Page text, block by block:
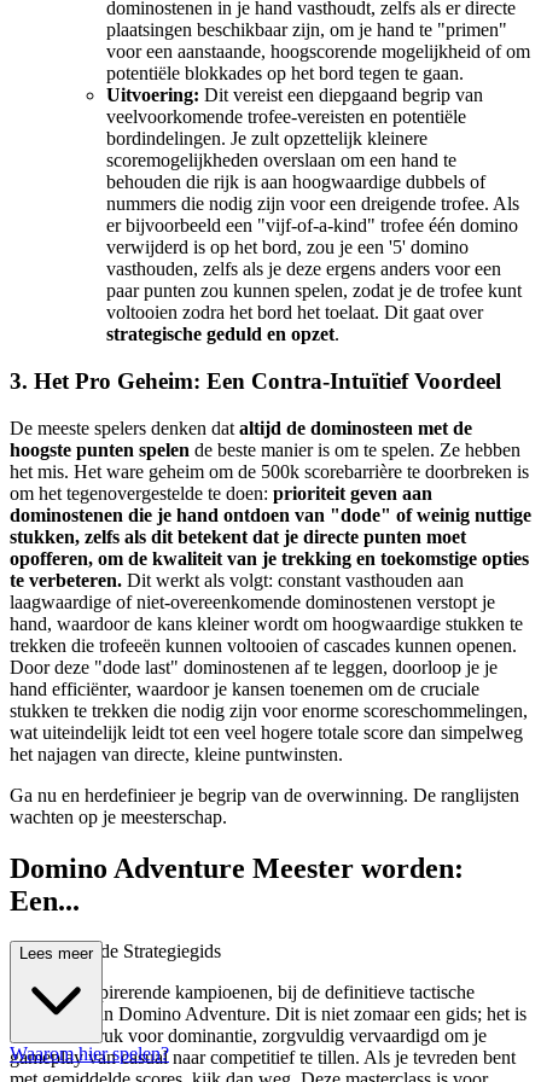
dominostenen in je hand vasthoudt, zelfs als er directe
plaatsingen beschikbaar zijn, om je hand te "primen"
voor een aanstaande, hoogscorende mogelijkheid of om
potentiële blokkades op het bord tegen te gaan.
Uitvoering: Dit vereist een diepgaand begrip van
veelvoorkomende trofee-vereisten en potentiële
bordindelingen. Je zult opzettelijk kleinere
scoremogelijkheden overslaan om een hand te
behouden die rijk is aan hoogwaardige dubbels of
nummers die nodig zijn voor een dreigende trofee. Als
er bijvoorbeeld een "vijf-of-a-kind" trofee één domino
verwijderd is op het bord, zou je een '5' domino
vasthouden, zelfs als je deze ergens anders voor een
paar punten zou kunnen spelen, zodat je de trofee kunt
voltooien zodra het bord het toelaat. Dit gaat over
strategische geduld en opzet.
3. Het Pro Geheim: Een Contra-Intuïtief Voordeel
De meeste spelers denken dat altijd de dominosteen met de
hoogste punten spelen de beste manier is om te spelen. Ze hebben
het mis. Het ware geheim om de 500k scorebarrière te doorbreken is
om het tegenovergestelde te doen: prioriteit geven aan
dominostenen die je hand ontdoen van "dode" of weinig nuttige
stukken, zelfs als dit betekent dat je directe punten moet
opofferen, om de kwaliteit van je trekking en toekomstige opties
te verbeteren. Dit werkt als volgt: constant vasthouden aan
laagwaardige of niet-overeenkomende dominostenen verstopt je
hand, waardoor de kans kleiner wordt om hoogwaardige stukken te
trekken die trofeeën kunnen voltooien of cascades kunnen openen.
Door deze "dode last" dominostenen af te leggen, doorloop je je
hand efficiënter, waardoor je kansen toenemen om de cruciale
stukken te trekken die nodig zijn voor enorme scoreschommelingen,
wat uiteindelijk leidt tot een veel hogere totale score dan simpelweg
het najagen van directe, kleine puntwinsten.
Ga nu en herdefinieer je begrip van de overwinning. De ranglijsten
wachten op je meesterschap.
Domino Adventure Meester worden:
Een...
Geavanceerde Strategiegids
Welkom, aspirerende kampioenen, bij de definitieve tactische
ontleding van Domino Adventure. Dit is niet zomaar een gids; het is
een blauwdruk voor dominantie, zorgvuldig vervaardigd om je
gameplay van casual naar competitief te tillen. Als je tevreden bent
Lees meer
Waarom hier spelen?